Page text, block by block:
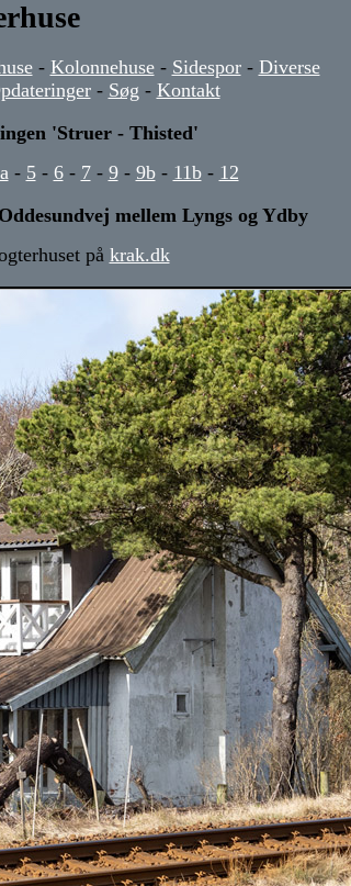
- Kolonnehuse- Sidespor- Diverse
- Søg - Kontakt
'Struer - Thisted'
- 5- 6- 7- 9- 9b- 11b- 12
mellem Lyngs og Ydby
på krak.dk